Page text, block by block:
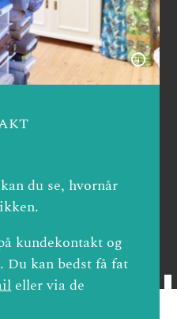
du se, hvornår
kundekontakt og
Du kan bedst få fat
eller via de